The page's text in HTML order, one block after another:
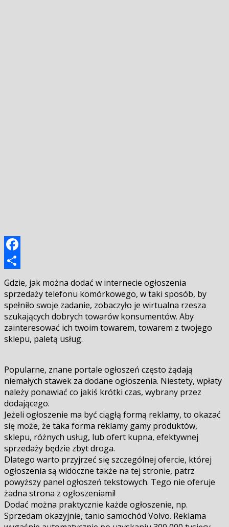
Facebook
się
Gdzie, jak można dodać w internecie ogłoszenia
sprzedaży telefonu komórkowego, w taki sposób, by
spełniło swoje zadanie, zobaczyło je wirtualna rzesza
szukających dobrych towarów konsumentów. Aby
zainteresować ich twoim towarem, towarem z twojego
sklepu, paletą usług.
Popularne, znane portale ogłoszeń często żądają
niemałych stawek za dodane ogłoszenia. Niestety, wpłaty
należy ponawiać co jakiś krótki czas, wybrany przez
dodającego.
Jeżeli ogłoszenie ma być ciągłą formą reklamy, to okazać
się może, że taka forma reklamy gamy produktów,
sklepu, różnych usług, lub ofert kupna, efektywnej
sprzedaży będzie zbyt droga.
Dlatego warto przyjrzeć się szczególnej ofercie, której
ogłoszenia są widoczne także na tej stronie, patrz
powyższy panel ogłoszeń tekstowych. Tego nie oferuje
żadna strona z ogłoszeniami!
Dodać można praktycznie każde ogłoszenie, np.
Sprzedam okazyjnie, tanio samochód Volvo. Reklama